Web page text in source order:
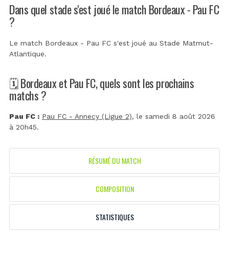
Dans quel stade s'est joué le match Bordeaux - Pau FC
?
Le match Bordeaux - Pau FC s'est joué au Stade Matmut-
Atlantique.
🗓️ Bordeaux et Pau FC, quels sont les prochains
matchs ?
Pau FC : Pau FC - Annecy (Ligue 2), le samedi 8 août 2026
à 20h45.
RÉSUMÉ DU MATCH
COMPOSITION
STATISTIQUES